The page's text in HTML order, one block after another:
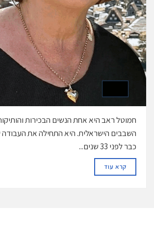
חמוטל ראב היא אחת הנשים הבכירות
השבבים הישראלית. היא התחילה את
כבר לפני 33 שנים...
קרא עודDETAILS